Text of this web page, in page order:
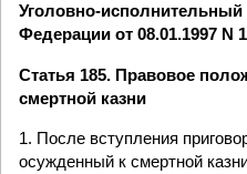
Уголовно-исполнительный
Федерации от 08.01.1997 N
Статья 185. Правовое
смертной казни
1. После вступления
осужденный к смертной